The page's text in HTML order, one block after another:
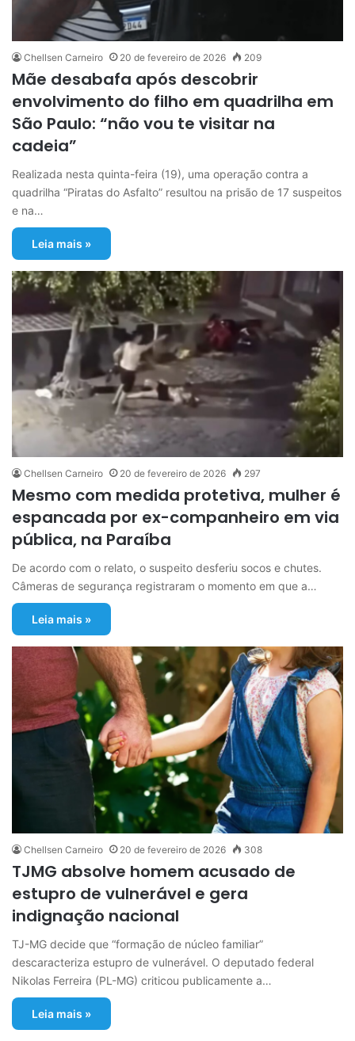
Chellsen Carneiro 20 de fevereiro de 2026 209
Mãe desabafa após descobrir
envolvimento do filho em quadrilha em
São Paulo: “não vou te visitar na
cadeia”
Realizada nesta quinta-feira (19), uma operação contra a
quadrilha “Piratas do Asfalto” resultou na prisão de 17 suspeitos
e na…
Leia mais »
Chellsen Carneiro 20 de fevereiro de 2026 297
Mesmo com medida protetiva, mulher é
espancada por ex-companheiro em via
pública, na Paraíba
De acordo com o relato, o suspeito desferiu socos e chutes.
Câmeras de segurança registraram o momento em que a…
Leia mais »
Chellsen Carneiro 20 de fevereiro de 2026 308
TJMG absolve homem acusado de
estupro de vulnerável e gera
indignação nacional
TJ-MG decide que “formação de núcleo familiar”
descaracteriza estupro de vulnerável. O deputado federal
Nikolas Ferreira (PL-MG) criticou publicamente a…
Leia mais »